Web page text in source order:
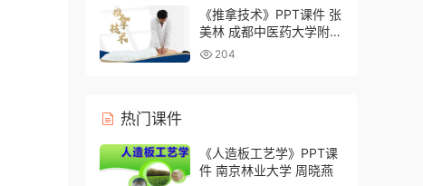
《推拿技术》PPT课件 张
美林 成都中医药大学附属
医院针灸学校（四川省针
204
热门课件
《人造板工艺学》PPT课
件 南京林业大学 周晓燕